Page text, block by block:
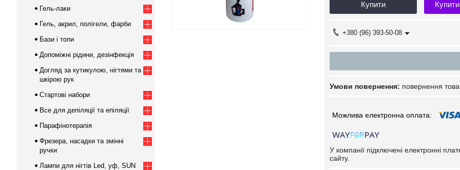
Купити
+380 (96) 393-50-08
повернення
У компанії підключені електронні
сайту.
Гель-лаки
Гель, акрил, полігели, фарби
Бази і топи
Допоміжні рідини, дезінфекція
Догляд за кутикулою, нігтями та
шкірою рук
Стартові набори
Все для депіляції та епіляції
Парафінотерапія
Фрезера, насадки та змінні
ручки
Лампи для нігтів Led, уф, SUN